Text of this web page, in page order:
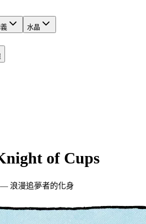
水晶
of Cups
浪漫追夢者的化身